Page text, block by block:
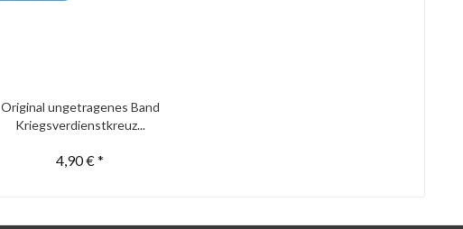
Original ungetragenes Band
Kriegsverdienstkreuz...
4,90 € *